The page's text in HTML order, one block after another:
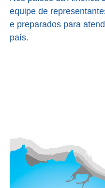
equipe de
e preparados para
país.